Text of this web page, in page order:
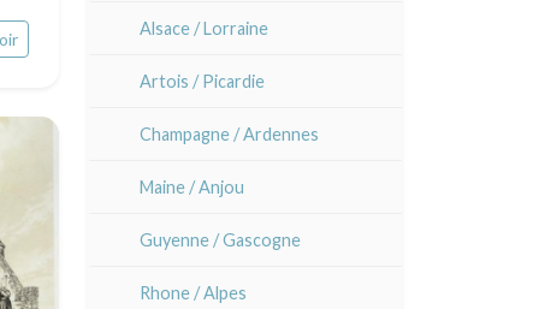
Alsace / Lorraine
Artois / Picardie
Champagne / Ardennes
Maine / Anjou
Guyenne / Gascogne
Rhone / Alpes